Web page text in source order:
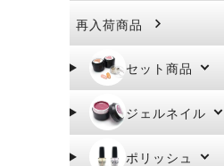
再入荷商品
セット商品
ジェルネイル
ポリッシュ